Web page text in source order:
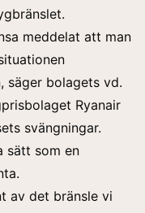
meddelat att man
säger bolagets vd.
Ryanair
svängningar.
sätt som en
av det bränsle vi